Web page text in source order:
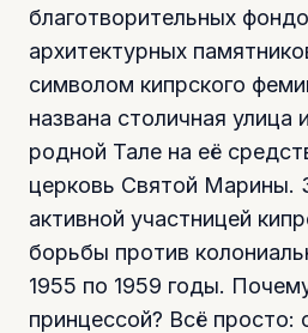
благотворительных
архитектурных
символом кипрского
названа столичная улица
родной Тале на её
церковь Святой Марины.
активной участницей
борьбы против
1955 по 1959 годы.
принцессой? Всё просто: